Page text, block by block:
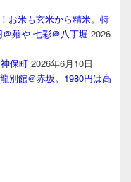
お米も玄米から精米。特
麺や 七彩＠八丁堀 2026
保町 2026年6月10日
別館＠赤坂。1980円は高